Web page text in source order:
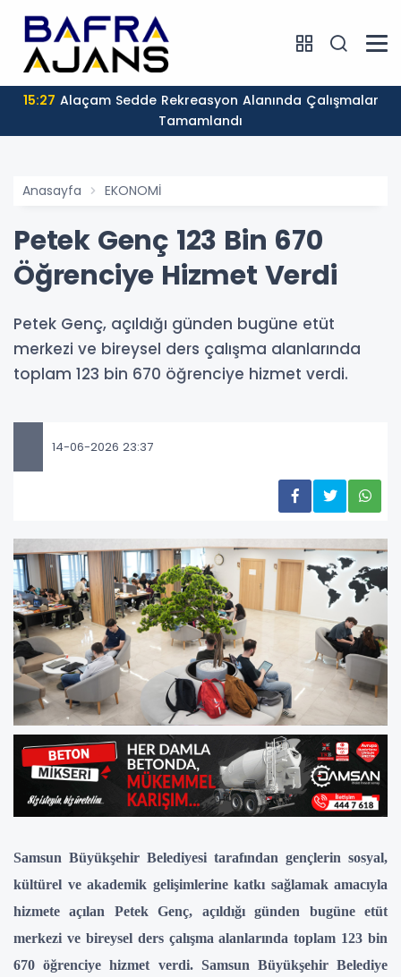
15:27
Tamamlandı
Anasayfa EKONOMİ
Petek Genç 123 Bin 670
Öğrenciye Hizmet Verdi
Petek Genç, açıldığı günden bugüne etüt
merkezi ve bireysel ders çalışma alanlarında
toplam 123 bin 670 öğrenciye hizmet verdi.
14-06-2026 23:37
Samsun Büyükşehir Belediyesi tarafından gençlerin sosyal,
kültürel ve akademik gelişimlerine katkı sağlamak amacıyla
hizmete açılan Petek Genç, açıldığı günden bugüne etüt
merkezi ve bireysel ders çalışma alanlarında toplam 123 bin
670 öğrenciye hizmet verdi. Samsun Büyükşehir Belediye